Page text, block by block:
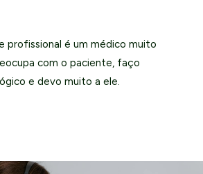
profissional é um médico muito
com o paciente, faço
e devo muito a ele.